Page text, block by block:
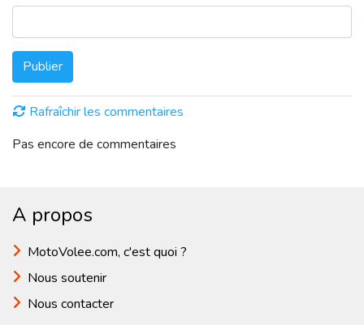
Publier
Rafraîchir les commentaires
Pas encore de commentaires
A propos
MotoVolee.com, c'est quoi ?
Nous soutenir
Nous contacter